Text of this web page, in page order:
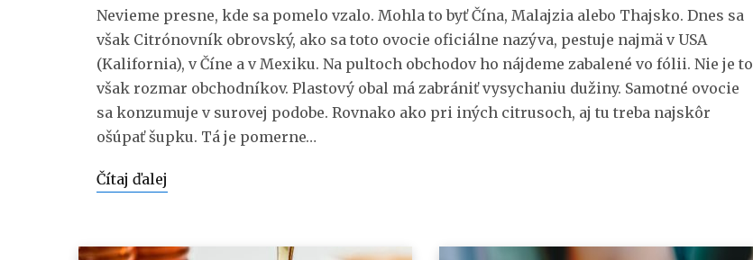
Nevieme presne, kde sa pomelo vzalo. Mohla to byť Čína, Malajzia alebo Thajsko. Dnes sa
však Citrónovník obrovský, ako sa toto ovocie oficiálne nazýva, pestuje najmä v USA
(Kalifornia), v Číne a v Mexiku. Na pultoch obchodov ho nájdeme zabalené vo fólii. Nie je to
však rozmar obchodníkov. Plastový obal má zabrániť vysychaniu dužiny. Samotné ovocie
sa konzumuje v surovej podobe. Rovnako ako pri iných citrusoch, aj tu treba najskôr
ošúpať šupku. Tá je pomerne…
Čítaj ďalej